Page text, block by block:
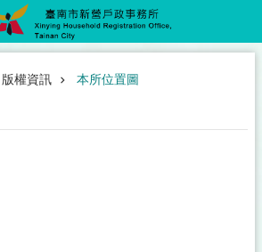
版權資訊 本所位置圖